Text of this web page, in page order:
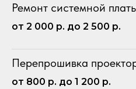
Ремонт системной
от 2 000 р. до 2 500 р.
Перепрошивка
от 800 р. до 1 200 р.